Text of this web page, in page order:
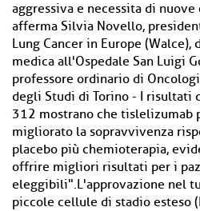
aggressiva e necessita di
afferma Silvia Novello,
Lung Cancer in Europe
medica all'Ospedale San Luigi
professore ordinario di
degli Studi di Torino - I risultati
312 mostrano che tislelizumab
migliorato la sopravvivenza
placebo più chemioterapia,
offrire migliori risultati per i
eleggibili".L'approvazione nel
piccole cellule di stadio esteso